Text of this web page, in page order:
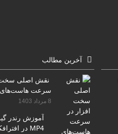
آخرین مطالب
نقش اصلی سخت
سرعت هاست‌های
سایت
8 مرداد 1403
آموزش رندر
MP4 در افترافکت